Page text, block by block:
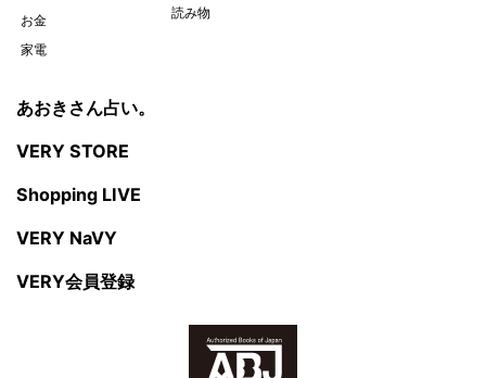
お金
家電
読み物
あおきさん占い。
VERY STORE
Shopping LIVE
VERY NaVY
VERY会員登録